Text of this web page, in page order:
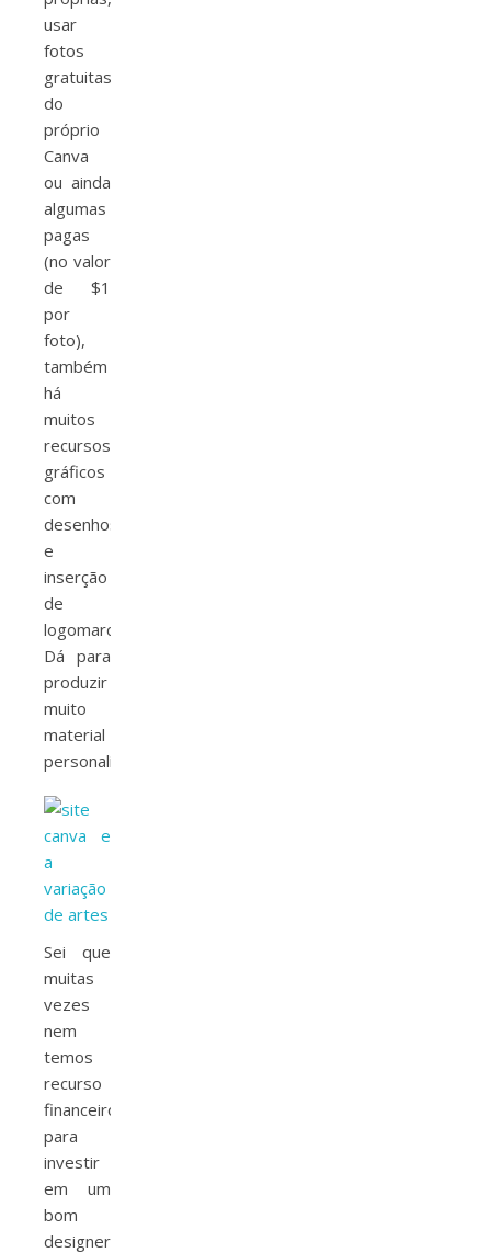
usar
fotos
gratuitas
do
próprio
Canva
ou ainda
algumas
pagas
(no valor
de $1
por
foto),
também
há
muitos
recursos
gráficos
com
desenhos
e
inserção
de
logomarcas.
Dá para
produzir
muito
material
personalizado.
Sei que
muitas
vezes
nem
temos
recurso
financeiro
para
investir
em um
bom
designer